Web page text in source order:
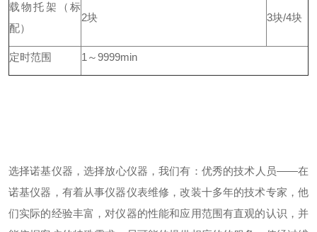
载物托架
（标
配）
2块 3块/4块
定时范围 1～9999min
选择诺基仪器 ，选择放心仪器，我们有： 优秀的技术人员——在
诺基仪器 ，有着从事仪器仪表维修，改装十多年的技术专家，他
们实际的经验丰富，对仪器的性能和应用范围有直观的认识，并